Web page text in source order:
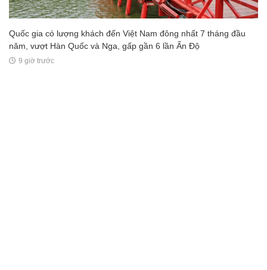
Quốc gia có lượng khách đến Việt Nam đông nhất 7 tháng đầu
năm, vượt Hàn Quốc và Nga, gấp gần 6 lần Ấn Độ
9 giờ trước